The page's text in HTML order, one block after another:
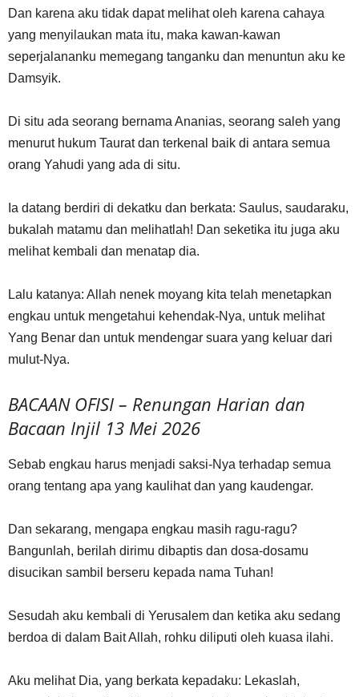
Dan karena aku tidak dapat melihat oleh karena cahaya
yang menyilaukan mata itu, maka kawan-kawan
seperjalananku memegang tanganku dan menuntun aku ke
Damsyik.
Di situ ada seorang bernama Ananias, seorang saleh yang
menurut hukum Taurat dan terkenal baik di antara semua
orang Yahudi yang ada di situ.
Ia datang berdiri di dekatku dan berkata: Saulus, saudaraku,
bukalah matamu dan melihatlah! Dan seketika itu juga aku
melihat kembali dan menatap dia.
Lalu katanya: Allah nenek moyang kita telah menetapkan
engkau untuk mengetahui kehendak-Nya, untuk melihat
Yang Benar dan untuk mendengar suara yang keluar dari
mulut-Nya.
BACAAN OFISI – Renungan Harian dan
Bacaan Injil 13 Mei 2026
Sebab engkau harus menjadi saksi-Nya terhadap semua
orang tentang apa yang kaulihat dan yang kaudengar.
Dan sekarang, mengapa engkau masih ragu-ragu?
Bangunlah, berilah dirimu dibaptis dan dosa-dosamu
disucikan sambil berseru kepada nama Tuhan!
Sesudah aku kembali di Yerusalem dan ketika aku sedang
berdoa di dalam Bait Allah, rohku diliputi oleh kuasa ilahi.
Aku melihat Dia, yang berkata kepadaku: Lekaslah,